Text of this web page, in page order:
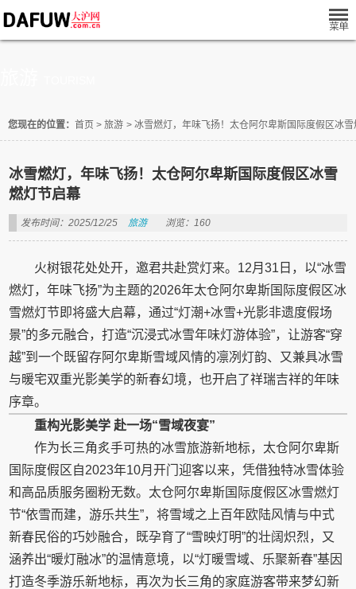
您现在的位置： 首页 > 旅游 > 冰雪燃灯，年味飞扬！太仓阿尔卑斯国际度假区冰
冰雪燃灯，年味飞扬！太仓阿尔卑斯国际度假区冰雪
燃灯节启幕
发布时间：2025/12/25 旅游 浏览：160
火树银花处处开，邀君共赴赏灯来。12月31日，以“冰雪
燃灯，年味飞扬”为主题的2026年太仓阿尔卑斯国际度假区冰
雪燃灯节即将盛大启幕，通过“灯潮+冰雪+光影非遗度假场
景”的多元融合，打造“沉浸式冰雪年味灯游体验”，让游客“穿
越”到一个既留存阿尔卑斯雪域风情的凛冽灯韵、又兼具冰雪
与暖宅双重光影美学的新春幻境，也开启了祥瑞吉祥的年味
序章。
重构光影美学 赴一场“雪域夜宴”
作为长三角炙手可热的冰雪旅游新地标，太仓阿尔卑斯
国际度假区自2023年10月开门迎客以来，凭借独特冰雪体验
和高品质服务圈粉无数。太仓阿尔卑斯国际度假区冰雪燃灯
节“依雪而建，游乐共生”，将雪域之上百年欧陆风情与中式
新春民俗的巧妙融合，既孕育了“雪映灯明”的壮阔炽烈，又
涵养出“暖灯融冰”的温情意境，以“灯暖雪域、乐聚新春”基因
打造冬季游乐新地标，再次为长三角的家庭游客带来梦幻新